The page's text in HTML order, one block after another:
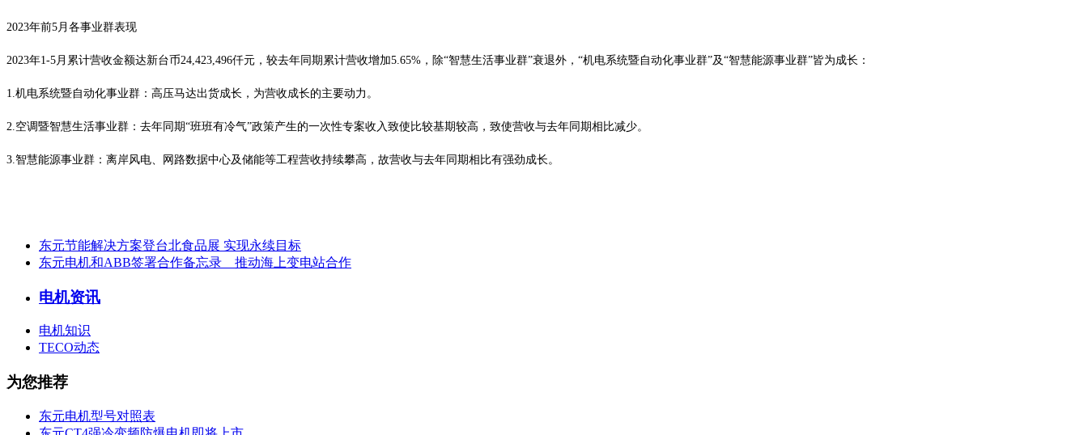
2023年前5月各事业群表现
2023年1-5月累计营收金额达新台币24,423,496仟元，较去年同期累计营收增加5.65%，除“智慧生活事业群”衰退外，“机电系统暨自动化事业群”及“智慧能源事业群”皆为成长：
1.机电系统暨自动化事业群：高压马达出货成长，为营收成长的主要动力。
2.空调暨智慧生活事业群：去年同期“班班有冷气”政策产生的一次性专案收入致使比较基期较高，致使营收与去年同期相比减少。
3.智慧能源事业群：离岸风电、网路数据中心及储能等工程营收持续攀高，故营收与去年同期相比有强劲成长。
东元节能解决方案登台北食品展 实现永续目标
东元电机和ABB签署合作备忘录 推动海上变电站合作
电机资讯
电机知识
TECO动态
为您推荐
东元电机型号对照表